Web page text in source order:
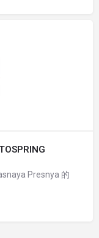
Presnya 的